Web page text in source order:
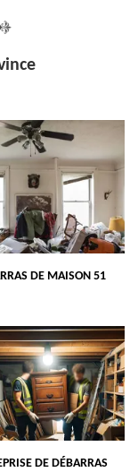
DE MAISON 51
DE DÉBARRAS